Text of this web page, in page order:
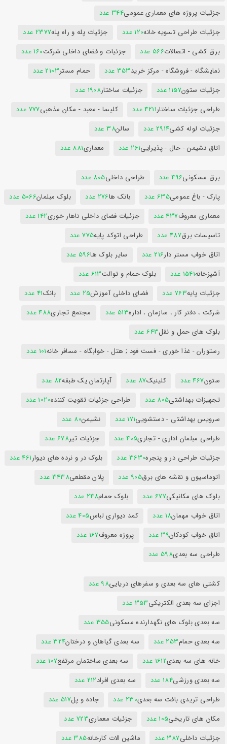
جزئیات پروژه های معماری عمومی344 عدد
جزئیات طراحی تسویه خانه120 عدد جزئیات پله و راه پله2377 عدد
برق کشی - اتصالات566 عدد جزئیات و فضای داخلی شرکت160 عدد
نمایشگاه - فروشگاه - مرکز خرید353 عدد حمام مستر2103 عدد
جزئیات ستون1157 عدد جزئیات ساختار1908 عدد
طراحی جزئیات ساختار4211 عدد کلیسا - معبد - مکان مذهبی777 عدد
جزئیات لوله کشی2914 عدد سالن38 عدد
اتاق نشیمن - حال - پذیرایی261 عدد معماری881 عدد
برق مسکونی496 عدد طراحی داخلی805 عدد
پارک - باغ عمومی635 عدد بانک ها276 عدد بلوک مبلمان5066 عدد
معماری معروف437 عدد جزئیات فضای داخلی ناهار خوری142 عدد
تاسیسات برق487 عدد طراحی اتوکد پایه775 عدد
اتاق خواب مستر دار216 عدد سایر بلوک ها596 عدد
آشپزخانه1541 عدد بلوک حمام و توالت613 عدد
جزئیات پایه763 عدد فضای داخلی آموزش25 عدد بانک41 عدد
شرکت ، دفتر کار ، سازمان ، اداره513 عدد مجتمع تجاری488 عدد
بلوک های حمل و نقل643 عدد
رستوران - غذا خوری - فست فود ; هتل - خوابگاه - مسافر خانه101 عدد
ستون467 عدد کلینیک87 عدد آپارتمان یک طبقه82 عدد
تجهیزات بهداشتی805 عدد طراحی جزئیات تقویت کننده1020 عدد
سرویس بهداشتی - دستشویی171 عدد نشیمن80 عدد
طراحی مبلمان اداری - تجاری405 عدد جزئیات تیر678 عدد
جزئیات طراحی در و پنجره3630 عدد بلوک در و نرده های دیوار461 عدد
اتوماسیون و نقشه های برق905 عدد پلان مقطعی3438 عدد
بلوک های مکانیکی677 عدد بلوک حمام248 عدد
اتاق خواب مهمان18 عدد کمد دیواری لباس405 عدد
اتاق خواب کودکان39 عدد پروژه معروف167 عدد
طراحی سه بعدی598 عدد
کشتی های سه بعدی و سفرهای دریایی98 عدد
اجزای سه بعدی الکتریکی353 عدد
سه بعدی بلوک های نگهدارنده مسکونی355 عدد
سه بعدی حمام253 عدد سه بعدی گیاهان و درختان324 عدد
خانه های سه بعدی1612 عدد سه بعدی ساختمان مرتفع107 عدد
سه بعدی ورزشی184 عدد سه بعدی افراد212 عدد
طراحی تریدی بافت سه بعدی230 عدد جاده و پل517 عدد
مکان های تاریخی105 عدد جزئیات معماری723 عدد
جزئیات داخلی387 عدد ماشین الات کارخانه385 عدد